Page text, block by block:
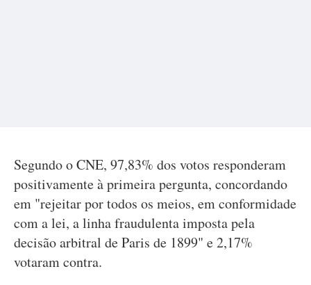
Segundo o CNE, 97,83% dos votos responderam
positivamente à primeira pergunta, concordando
em "rejeitar por todos os meios, em conformidade
com a lei, a linha fraudulenta imposta pela
decisão arbitral de Paris de 1899" e 2,17%
votaram contra.